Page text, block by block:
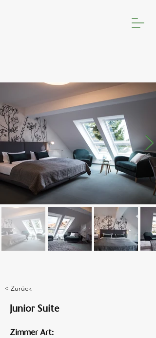
< Zurück
Junior Suite
Zimmer Art: